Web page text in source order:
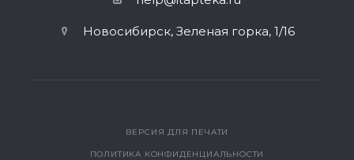
Новосибирск, Зеленая горка, 1/16
ВЕРСИЯ ДЛЯ ПЕЧАТИ
ПОЛИТИКА КОНФИДЕНЦИАЛЬНОСТИ